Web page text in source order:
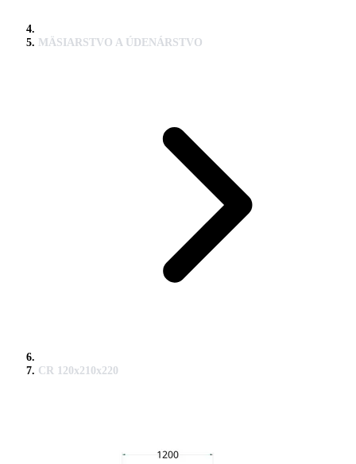
MÄSIARSTVO A ÚDENÁRSTVO
CR 120x210x220